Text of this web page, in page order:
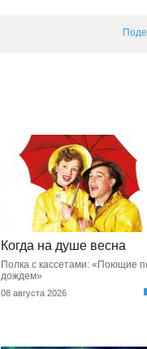
Когда на душе весна
Полка с кассетами: «Поющие
дождем»
08 августа 2026